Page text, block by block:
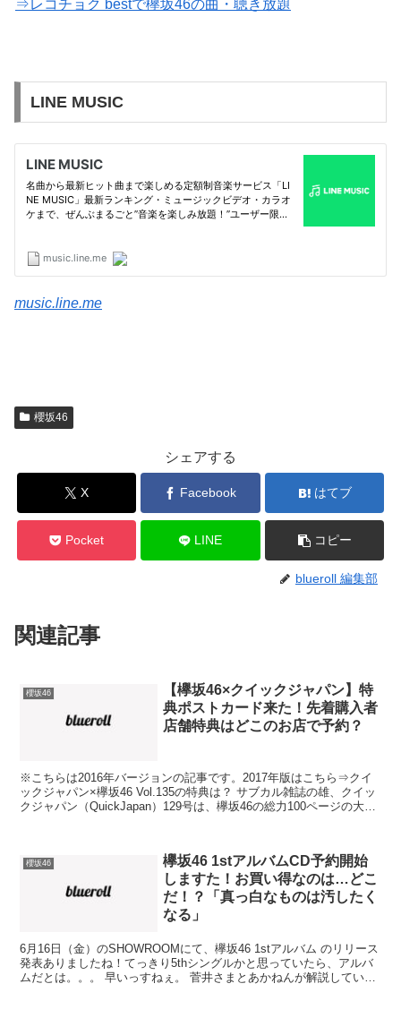
⇒レコチョク bestで欅坂46の曲・聴き放題
LINE MUSIC
music.line.me
櫻坂46
シェアする
X Facebook はてブ
Pocket LINE コピー
blueroll 編集部
関連記事
櫻坂46
【欅坂46×クイックジャパン】特
典ポストカード来た！先着購入者
店舗特典はどこのお店で予約？
※こちらは2016年バージョンの記事です。2017年版はこちら⇒クイ
ックジャパン×欅坂46 Vol.135の特典は？ サブカル雑誌の雄、クイッ
クジャパン（QuickJapan）129号は、欅坂46の総力100ページの大特
櫻坂46
欅坂46 1stアルバムCD予約開始
しますた！お買い得なのは…どこ
だ！？「真っ白なものは汚したく
なる」
6月16日（金）のSHOWROOMにて、欅坂46 1stアルバム のリリース
発表ありましたね！てっきり5thシングルかと思っていたら、アルバ
ムだとは。。。 早いっすねぇ。 菅井さまとあかねんが解説していた